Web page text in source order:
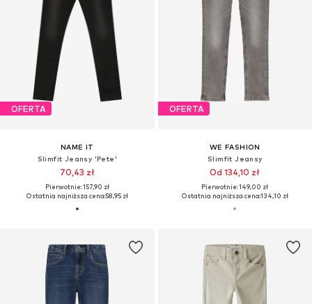
OFERTA
NAME IT
Slimfit Jeansy 'Pete'
70,43 zł
Pierwotnie: 157,90 zł
Ostatnia najniższa cena:58,95 zł
OFERTA
WE FASHION
Slimfit Jeansy
Od 134,10 zł
Pierwotnie: 149,00 zł
Ostatnia najniższa cena:134,10 zł